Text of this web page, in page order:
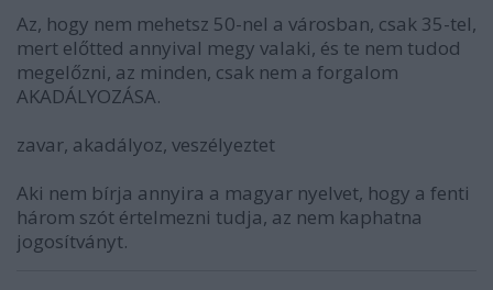
Az, hogy nem mehetsz 50-nel a városban, csak 35-tel,
mert előtted annyival megy valaki, és te nem tudod
megelőzni, az minden, csak nem a forgalom
AKADÁLYOZÁSA.
zavar, akadályoz, veszélyeztet
Aki nem bírja annyira a magyar nyelvet, hogy a fenti
három szót értelmezni tudja, az nem kaphatna
jogosítványt.